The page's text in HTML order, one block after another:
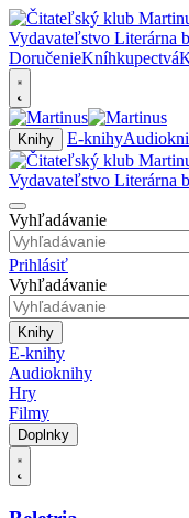
DoručenieKníhkupectvá
Knihy E-knihy
Vyhľadávanie
Prihlásiť
Vyhľadávanie
Knihy
E-knihy
Audioknihy
Hry
Filmy
Doplnky